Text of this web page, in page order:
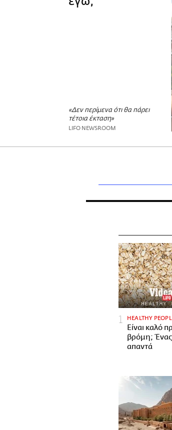
«Δεν περίμενα ότι θα πάρει
τέτοια έκταση»
LIFO NEWSROOM
HEALTHY
Είναι καλό
βρόμη; Ένας
απαντά